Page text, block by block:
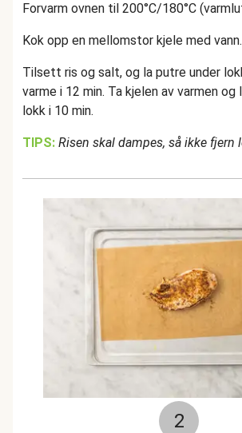
Forvarm ovnen til 200°C/180°C
Kok opp en mellomstor kjele med vann.
Tilsett ris og salt, og la putre under
varme i 12 min. Ta kjelen av varmen og
lokk i 10 min.
TIPS: Risen skal dampes, så ikke fjern
2